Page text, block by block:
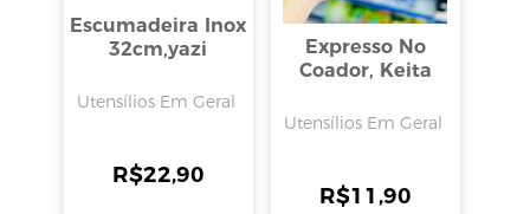
Escumadeira Inox
32cm,yazi
Utensílios Em Geral
R$22,90
Expresso No
Coador, Keita
Utensílios Em Geral
R$11,90